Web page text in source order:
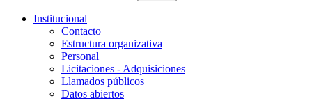
Institucional
Contacto
Estructura organizativa
Personal
Licitaciones - Adquisiciones
Llamados públicos
Datos abiertos